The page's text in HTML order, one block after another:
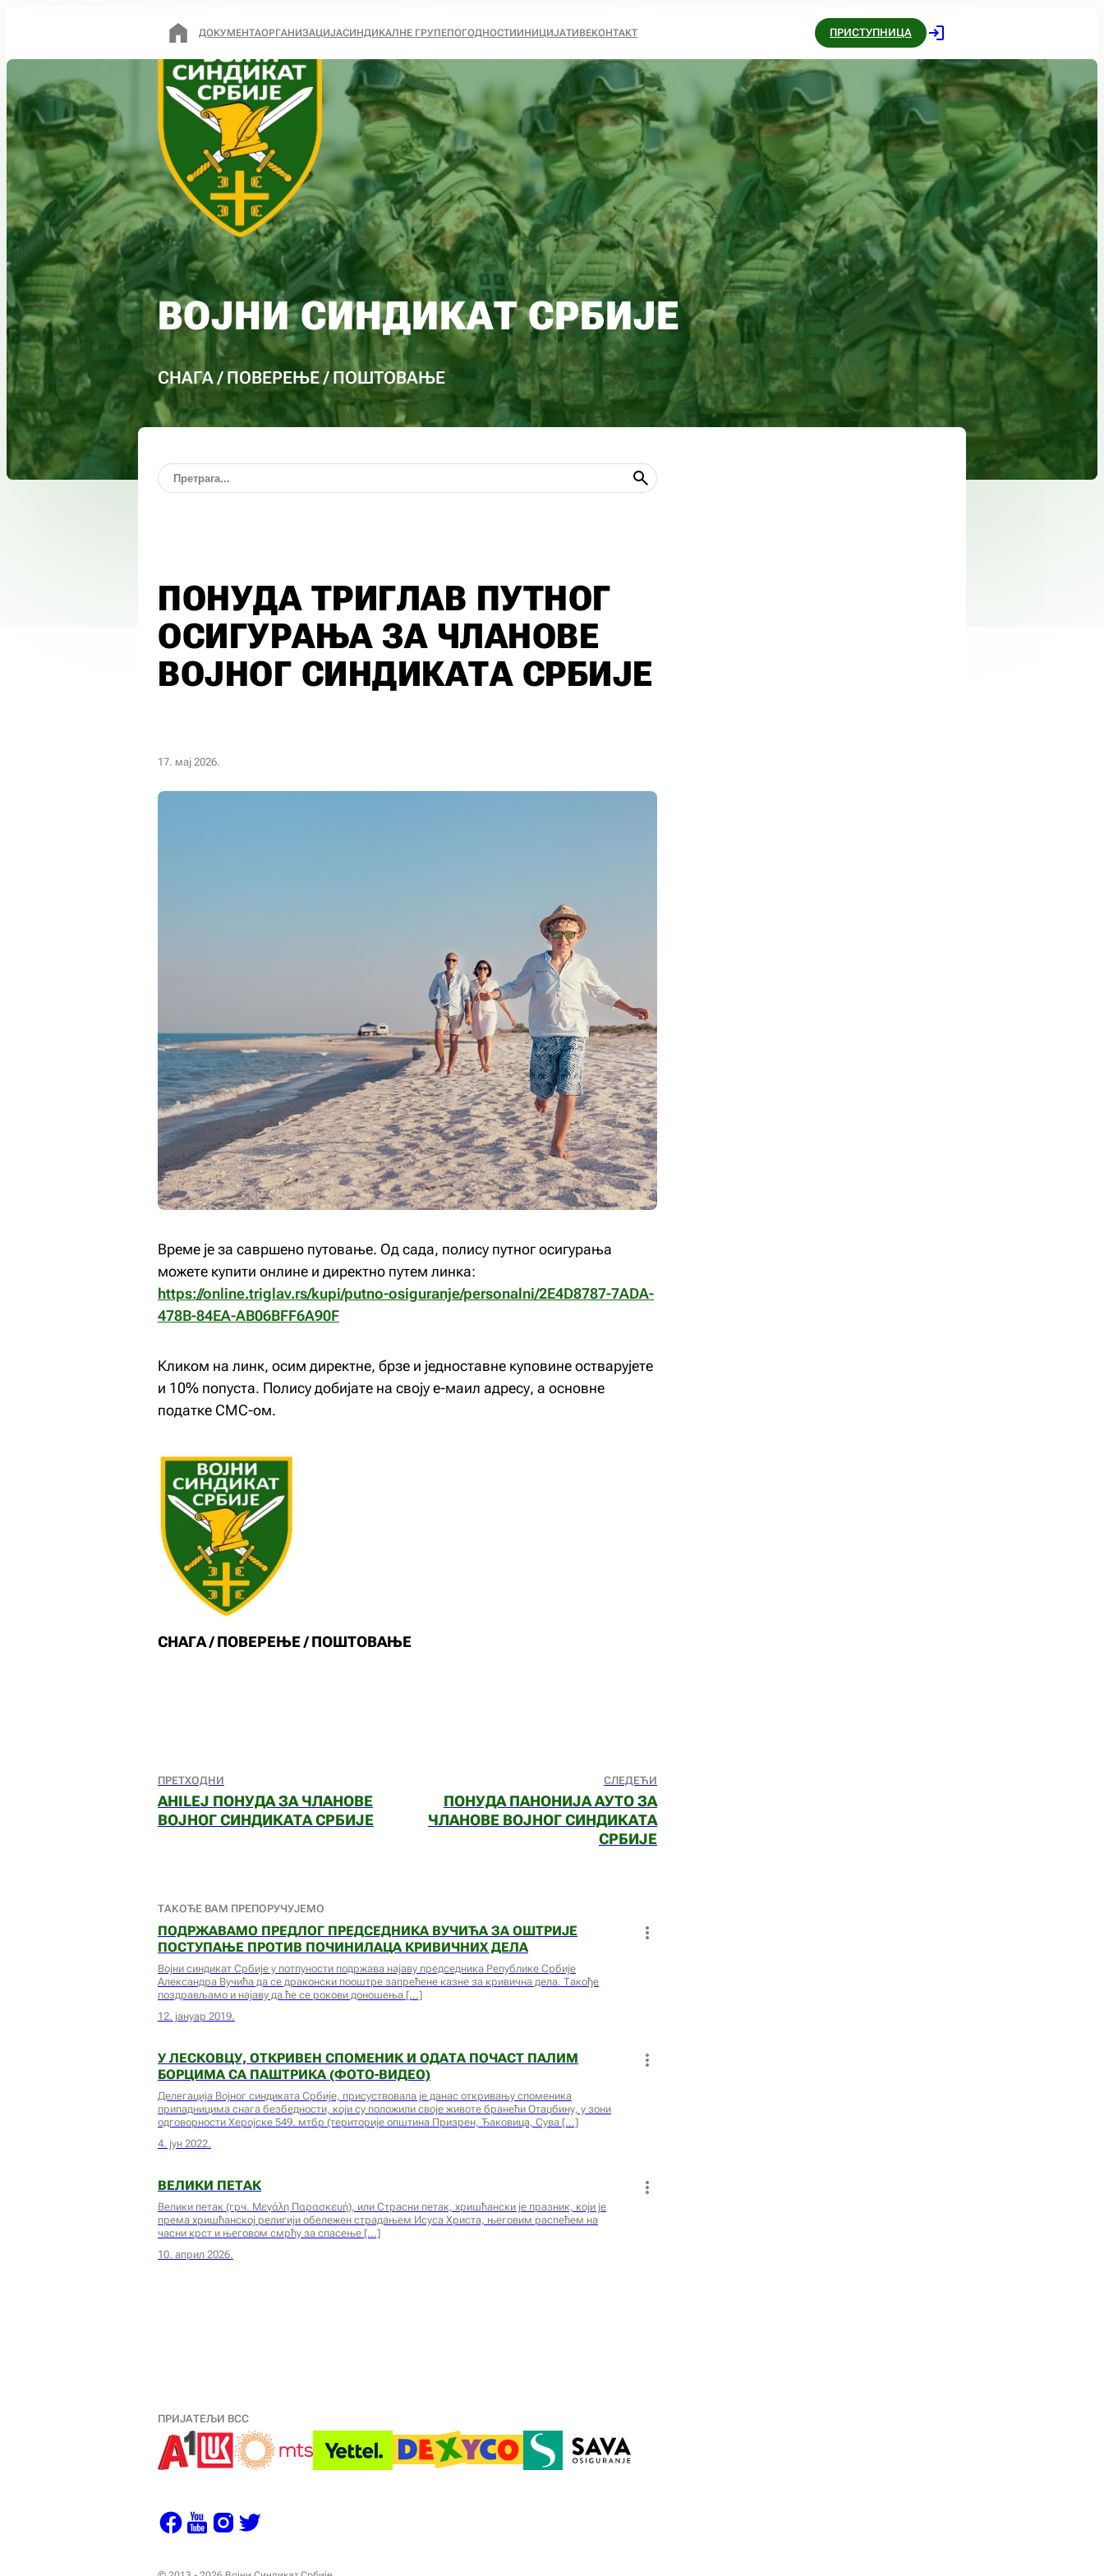
ДОКУМЕНТАОРГАНИЗАЦИЈАСИНДИКАЛНЕ ГРУПЕПОГОДНОСТИИНИЦИЈАТИВЕКОНТАКТ ПРИСТУПНИЦА
ВОЈНИ СИНДИКАТ СРБИЈЕ
СНАГА / ПОВЕРЕЊЕ / ПОШТОВАЊЕ
ПОНУДА ТРИГЛАВ ПУТНОГ
ОСИГУРАЊА ЗА ЧЛАНОВЕ
ВОЈНОГ СИНДИКАТА СРБИЈЕ
17. мај 2026.
Време је за савршено путовање. Од сада, полису путног осигурања
можете купити онлине и директно путем линка:
https://online.triglav.rs/kupi/putno-osiguranje/personalni/2E4D8787-7ADA-
478B-84EA-AB06BFF6A90F
Кликом на линк, осим директне, брзе и једноставне куповине остварујете
и 10% попуста. Полису добијате на своју е-маил адресу, а основне
податке СМС-ом.
СНАГА / ПОВЕРЕЊЕ / ПОШТОВАЊЕ
ПРЕТХОДНИ
AHILEJ ПОНУДА ЗА ЧЛАНОВЕ
ВОЈНОГ СИНДИКАТА СРБИЈЕ
СЛЕДЕЋИ
ПОНУДА ПАНОНИЈА АУТО ЗА
ЧЛАНОВЕ ВОЈНОГ СИНДИКАТА
СРБИЈЕ
ТАКОЂЕ ВАМ ПРЕПОРУЧУЈЕМО
ПОДРЖАВАМО ПРЕДЛОГ ПРЕДСЕДНИКА ВУЧИЋА ЗА ОШТРИЈЕ
ПОСТУПАЊЕ ПРОТИВ ПОЧИНИЛАЦА КРИВИЧНИХ ДЕЛА
Војни синдикат Србије у потпуности подржава најаву председника Републике Србије
Александра Вучића да се драконски пооштре запрећене казне за кривична дела. Такође
поздрављамо и најаву да ће се рокови доношења
12. јануар 2019.
У ЛЕСКОВЦУ, ОТКРИВЕН СПОМЕНИК И ОДАТА ПОЧАСТ ПАЛИМ
БОРЦИМА СА ПАШТРИКА (ФОТО-ВИДЕО)
Делегација Војног синдиката Србије, присуствовала је данас откривању споменика
припадницима снага безбедности, који су положили своје животе бранећи Отаџбину, у зони
одговорности Херојске 549. мтбр (територије општина Призрен, Ђаковица, Сува
4. јун 2022.
ВЕЛИКИ ПЕТАК
Велики петак (грч. Μεγάλη Παρασκευή), или Страсни петак, хришћански је празник, који је
према хришћанској религији обележен страдањем Исуса Христа, његовим распећем на
часни крст и његовом смрћу за спасење
10. април 2026.
ПРИЈАТЕЉИ ВСС